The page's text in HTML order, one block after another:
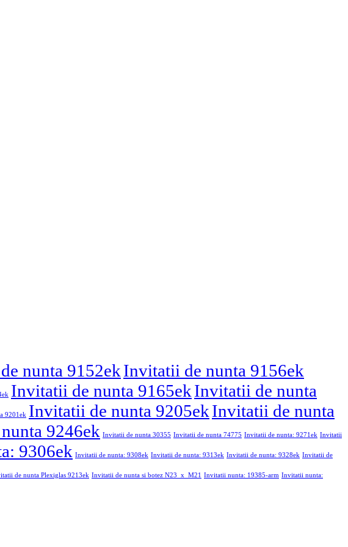
nunta 9152ekInvitatii de nunta 9156ek
Invitatii de nunta 9165ekInvitatii de nunta
9201ek Invitatii de nunta 9205ekInvitatii de nunta
9246ek Invitatii de nunta 30355 Invitatii de nunta 74775 Invitatii de nunta: 9271ek Invitatii
9306ek Invitatii de nunta: 9308ek Invitatii de nunta: 9313ek Invitatii de nunta: 9328ek Invitatii de
de nunta Plexiglas 9213ek Invitatii de nunta si botez N23_x_M21 Invitatii nunta: 19385-arm Invitatii nunta: